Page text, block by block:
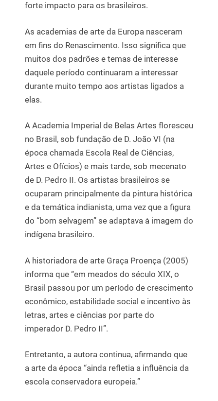
forte impacto para os brasileiros.
As academias de arte da Europa nasceram
em fins do Renascimento. Isso significa que
muitos dos padrões e temas de interesse
daquele período continuaram a interessar
durante muito tempo aos artistas ligados a
elas.
A Academia Imperial de Belas Artes floresceu
no Brasil, sob fundação de D. João VI (na
época chamada Escola Real de Ciências,
Artes e Ofícios) e mais tarde, sob mecenato
de D. Pedro II. Os artistas brasileiros se
ocuparam principalmente da pintura histórica
e da temática indianista, uma vez que a figura
do “bom selvagem” se adaptava à imagem do
indígena brasileiro.
A historiadora de arte Graça Proença (2005)
informa que “em meados do século XIX, o
Brasil passou por um período de crescimento
econômico, estabilidade social e incentivo às
letras, artes e ciências por parte do
imperador D. Pedro II”.
Entretanto, a autora continua, afirmando que
a arte da época “ainda refletia a influência da
escola conservadora europeia.”